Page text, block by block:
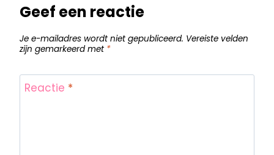
Geef een reactie
Je e-mailadres wordt niet gepubliceerd. Vereiste velden
zijn gemarkeerd met *
Reactie *